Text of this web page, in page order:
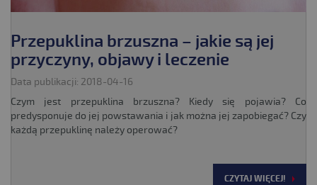
Przepuklina brzuszna – jakie są jej
przyczyny, objawy i leczenie
Data publikacji: 2018-04-16
Czym jest przepuklina brzuszna? Kiedy się pojawia? Co
predysponuje do jej powstawania i jak można jej zapobiegać? Czy
każdą przepuklinę należy operować?
CZYTAJ WIĘCEJ!